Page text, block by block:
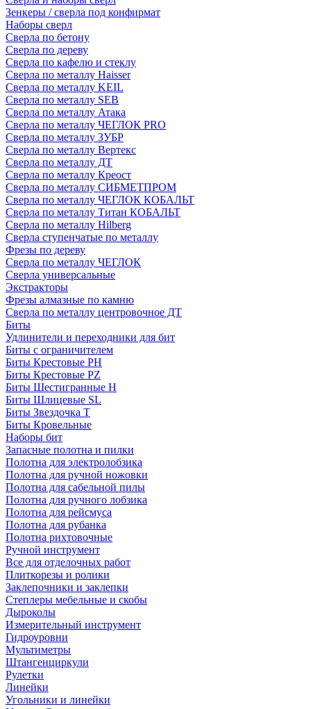
Зенкеры / сверла под конфирмат
Наборы сверл
Сверла по бетону
Сверла по дереву
Сверла по кафелю и стеклу
Сверла по металлу Haisser
Сверла по металлу KEIL
Сверла по металлу SEB
Сверла по металлу Атака
Сверла по металлу ЧЕГЛОК PRO
Сверла по металлу ЗУБР
Сверла по металлу Вертекс
Сверла по металлу ДТ
Сверла по металлу Креост
Сверла по металлу СИБМЕТПРОМ
Сверла по металлу ЧЕГЛОК КОБАЛЬТ
Сверла по металлу Титан КОБАЛЬТ
Сверла по металлу Hilberg
Сверла ступенчатые по металлу
Фрезы по дереву
Сверла по металлу ЧЕГЛОК
Сверла универсальные
Экстракторы
Фрезы алмазные по камню
Сверла по металлу центровочное ДТ
Биты
Удлинители и переходники для бит
Биты с ограничителем
Биты Крестовые PH
Биты Крестовые PZ
Биты Шестигранные H
Биты Шлицевые SL
Биты Звездочка T
Биты Кровельные
Наборы бит
Запасные полотна и пилки
Полотна для электролобзика
Полотна для ручной ножовки
Полотна для сабельной пилы
Полотна для ручного лобзика
Полотна для рейсмуса
Полотна для рубанка
Полотна рихтовочные
Ручной инструмент
Все для отделочных работ
Плиткорезы и ролики
Заклепочники и заклепки
Степлеры мебельные и скобы
Дыроколы
Измерительный инструмент
Гидроуровни
Мультиметры
Штангенциркули
Рулетки
Линейки
Угольники и линейки